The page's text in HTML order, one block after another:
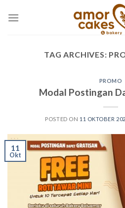
TAG ARCHIVES:
PROMO
Modal Postingan
POSTED ON 11 OKTOBER
11
Okt